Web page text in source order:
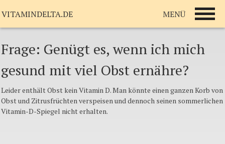
Frage: Genügt es, wenn ich mich
gesund mit viel Obst ernähre?
Leider enthält Obst kein Vitamin D. Man könnte einen ganzen Korb von
Obst und Zitrusfrüchten verspeisen und dennoch seinen sommerlichen
Vitamin-D-Spiegel nicht erhalten.
VITAMINDELTA.DE MENÜ